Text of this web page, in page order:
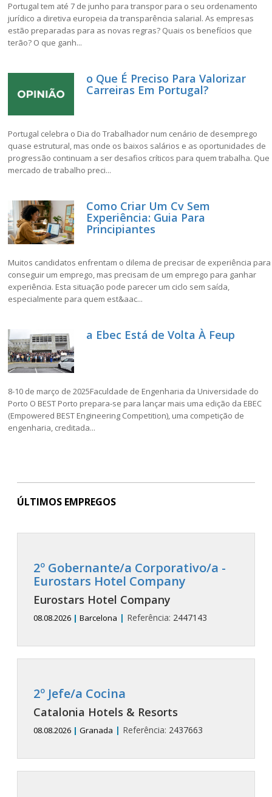
Portugal tem até 7 de junho para transpor para o seu ordenamento
jurídico a diretiva europeia da transparência salarial. As empresas
estão preparadas para as novas regras? Quais os benefícios que
terão? O que ganh...
o Que É Preciso Para Valorizar
Carreiras Em Portugal?
Portugal celebra o Dia do Trabalhador num cenário de desemprego
quase estrutural, mas onde os baixos salários e as oportunidades de
progressão continuam a ser desafios críticos para quem trabalha. Que
mercado de trabalho preci...
Como Criar Um Cv Sem
Experiência: Guia Para
Principiantes
Muitos candidatos enfrentam o dilema de precisar de experiência para
conseguir um emprego, mas precisam de um emprego para ganhar
experiência. Esta situação pode parecer um ciclo sem saída,
especialmente para quem est&aac...
a Ebec Está de Volta À Feup
8-10 de março de 2025Faculdade de Engenharia da Universidade do
Porto O BEST Porto prepara-se para lançar mais uma edição da EBEC
(Empowered BEST Engineering Competition), uma competição de
engenharia, creditada...
ÚLTIMOS EMPREGOS
2º Gobernante/a Corporativo/a -
Eurostars Hotel Company
Eurostars Hotel Company
08.08.2026 | Barcelona | Referência: 2447143
2º Jefe/a Cocina
Catalonia Hotels & Resorts
08.08.2026 | Granada | Referência: 2437663